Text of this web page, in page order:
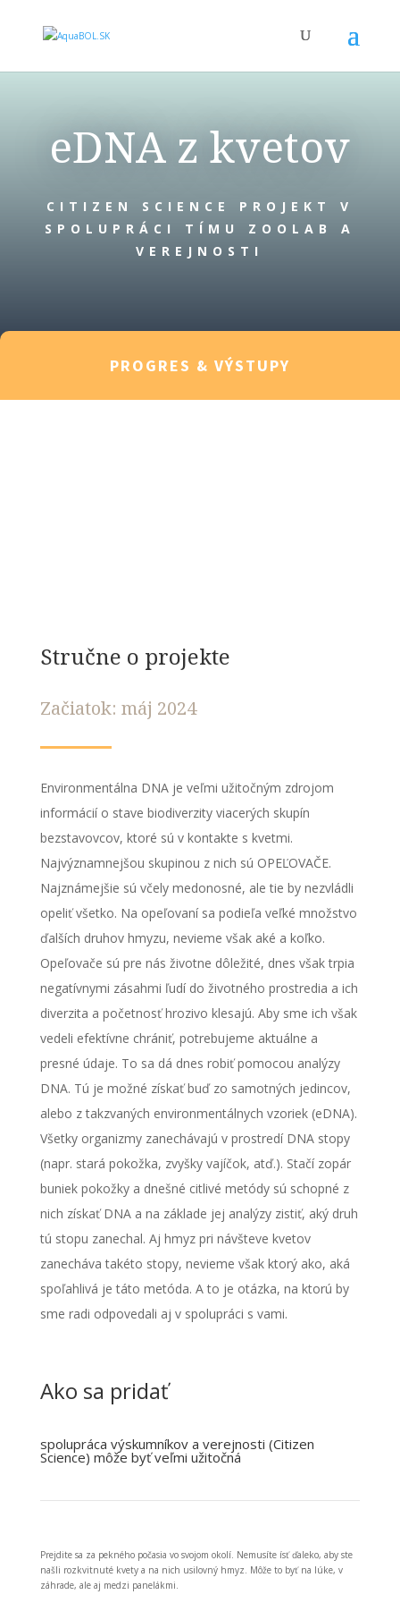
eDNA z kvetov
CITIZEN SCIENCE PROJEKT V
SPOLUPRÁCI TÍMU ZOOLAB A
VEREJNOSTI
PROGRES & VÝSTUPY
Stručne o projekte
Začiatok: máj 2024
Environmentálna DNA je veľmi užitočným zdrojom
informácií o stave biodiverzity viacerých skupín
bezstavovcov, ktoré sú v kontakte s kvetmi.
Najvýznamnejšou skupinou z nich sú OPEĽOVAČE.
Najznámejšie sú včely medonosné, ale tie by nezvládli
opeliť všetko. Na opeľovaní sa podieľa veľké množstvo
ďalších druhov hmyzu, nevieme však aké a koľko.
Opeľovače sú pre nás životne dôležité, dnes však trpia
negatívnymi zásahmi ľudí do životného prostredia a ich
diverzita a početnosť hrozivo klesajú. Aby sme ich však
vedeli efektívne chrániť, potrebujeme aktuálne a
presné údaje. To sa dá dnes robiť pomocou analýzy
DNA. Tú je možné získať buď zo samotných jedincov,
alebo z takzvaných environmentálnych vzoriek (eDNA).
Všetky organizmy zanechávajú v prostredí DNA stopy
(napr. stará pokožka, zvyšky vajíčok, atď.). Stačí zopár
buniek pokožky a dnešné citlivé metódy sú schopné z
nich získať DNA a na základe jej analýzy zistiť, aký druh
tú stopu zanechal. Aj hmyz pri návšteve kvetov
zanecháva takéto stopy, nevieme však ktorý ako, aká
spoľahlivá je táto metóda. A to je otázka, na ktorú by
sme radi odpovedali aj v spolupráci s vami.
Ako sa pridať
spolupráca výskumníkov a verejnosti (Citizen
Science) môže byť veľmi užitočná
Prejdite sa za pekného počasia vo svojom okolí. Nemusíte ísť ďaleko, aby ste
našli rozkvitnuté kvety a na nich usilovný hmyz. Môže to byť na lúke, v
záhrade, ale aj medzi panelákmi.